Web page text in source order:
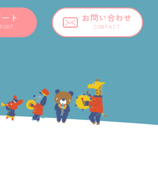
ト お問い合わせ
CONTACT